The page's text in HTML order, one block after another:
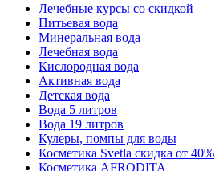
Лечебные курсы со скидкой
Питьевая вода
Минеральная вода
Лечебная вода
Кислородная вода
Активная вода
Детская вода
Вода 5 литров
Вода 19 литров
Кулеры, помпы для воды
Косметика Svetla скидка от 40%
Косметика AFRODITA